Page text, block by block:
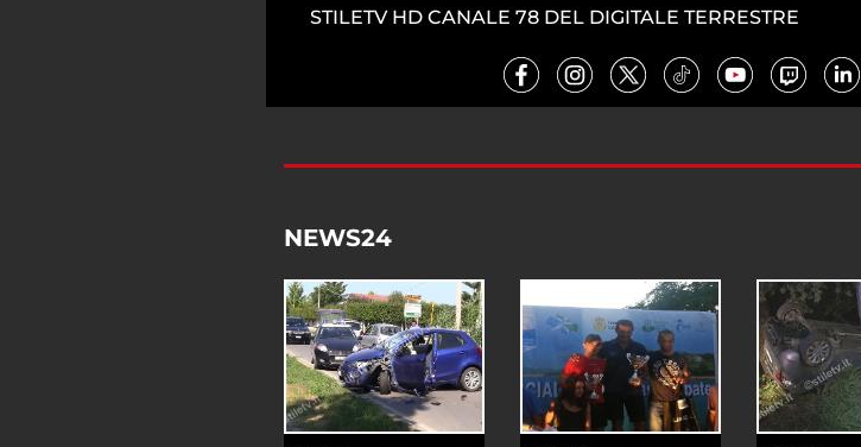
STILETV HD CANALE 78 DEL DIGITALE TERRESTRE
NEWS24